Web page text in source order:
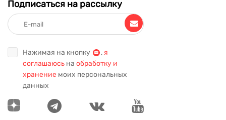
Подписаться на рассылку
Нажимая на кнопку , я
соглашаюсь на обработку и
хранение моих персональных
данных